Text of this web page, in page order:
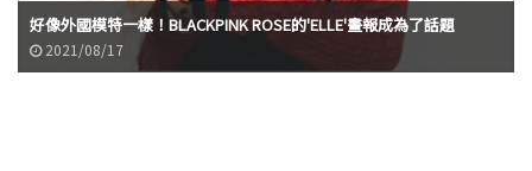
好像外國模特一樣！BLACKPINK ROSE的'ELLE'畫報成為了話題
2021/08/17